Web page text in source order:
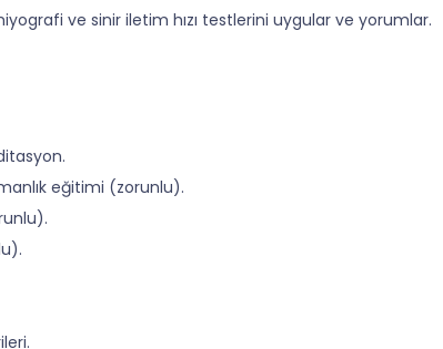
ve sinir iletim hızı testlerini uygular ve yorumlar.
eğitimi (zorunlu).